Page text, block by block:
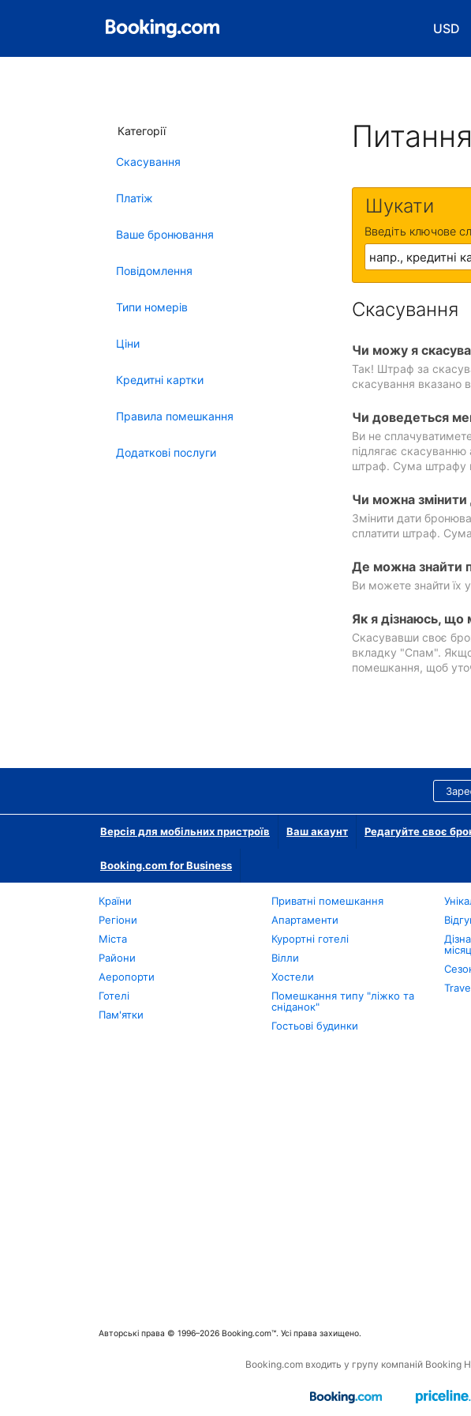
USD
Категорії
Скасування
Платіж
Ваше бронювання
Повідомлення
Типи номерів
Ціни
Кредитні картки
Правила помешкання
Додаткові послуги
Питання
Шукати
Введіть ключове
Скасування
Чи можу я
Так! Штраф за
скасування вказано
Чи доведеться
Ви не
підлягає
штраф. Сума штрафу
Чи можна змінити
Змінити дати
сплатити штраф.
Де можна знайти
Ви можете знайти їх
Як я дізнаюсь, що
Скасувавши своє
вкладку "Спам". Якщо
помешкання, щоб
Версія для мобільних пристроїв Ваш акаунт Редагуйте своє
Booking.com for Business
Країни
Регіони
Міста
Райони
Аеропорти
Готелі
Пам'ятки
Приватні помешкання
Апартаменти
Курортні готелі
Вілли
Хостели
Помешкання типу "ліжко та
сніданок"
Гостьові будинки
Авторські права © 1996–2026 Booking.com™. Усі права захищено.
Booking.com входить у групу компаній Booking